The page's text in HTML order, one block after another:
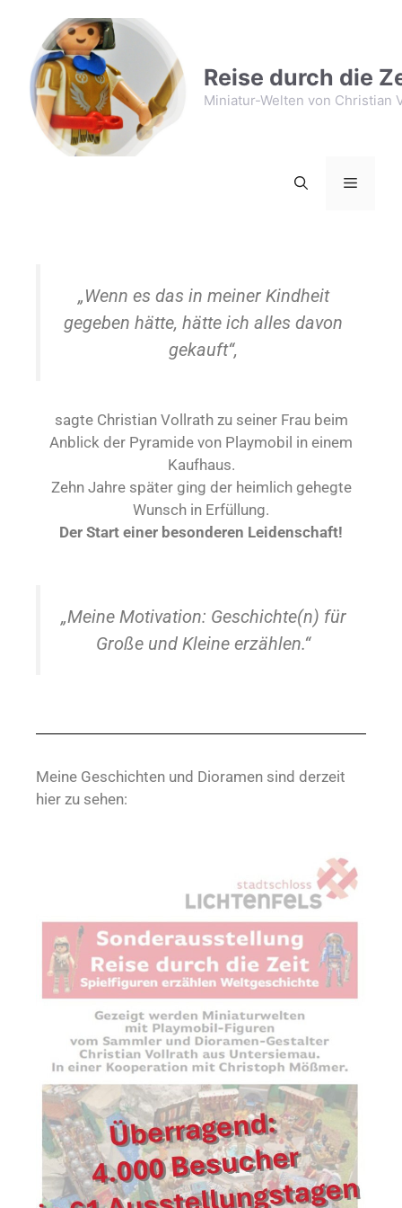
Reise durch die
Miniatur-Welten von Christian
„Wenn es das in meiner Kindheit
gegeben hätte, hätte ich alles davon
gekauft“,
sagte Christian Vollrath zu seiner Frau beim
Anblick der Pyramide von Playmobil in einem
Kaufhaus.
Zehn Jahre später ging der heimlich gehegte
Wunsch in Erfüllung.
Der Start einer besonderen Leidenschaft!
„Meine Motivation: Geschichte(n) für
Große und Kleine erzählen.“
Meine Geschichten und Dioramen sind derzeit
hier zu sehen: